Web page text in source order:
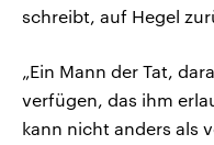
schreibt, auf Hegel
„Ein Mann der Tat,
verfügen, das ihm
kann nicht anders als